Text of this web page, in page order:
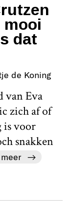
mooi
dat
de Koning
van Eva
zich af of
is voor
snakken